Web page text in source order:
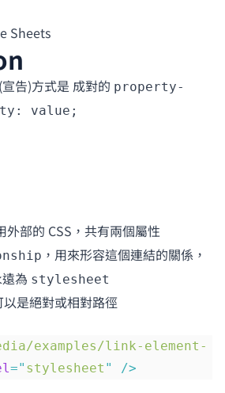
Sheets
告)方式是 成對的 property-
value;
外部的 CSS，共有兩個屬性
，用來形容這個連結的關係，
為 stylesheet
是絕對或相對路徑
examples/link-element-
=" stylesheet " />